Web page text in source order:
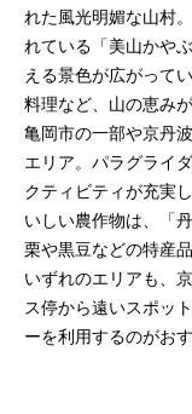
れた風光明媚な山村
れている「美山かや
える景色が広がって
料理など、山の恵み
亀岡市の一部や京丹
エリア。パラグライ
クティビティが充実
いしい農作物は、「
栗や黒豆などの特産
いずれのエリアも、
ス停から遠いスポッ
ーを利用するのがおす